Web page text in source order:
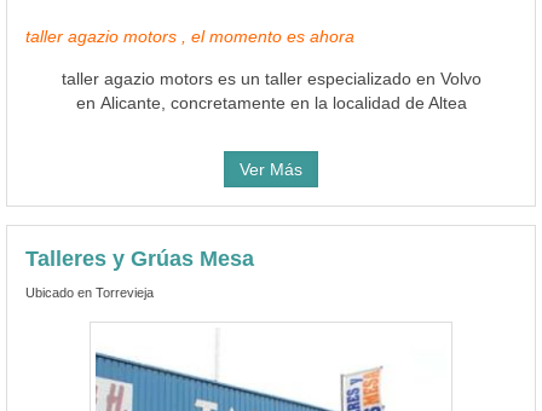
taller agazio motors , el momento es ahora
taller agazio motors es un taller especializado en Volvo
en Alicante, concretamente en la localidad de Altea
Ver Más
Talleres y Grúas Mesa
Ubicado en Torrevieja